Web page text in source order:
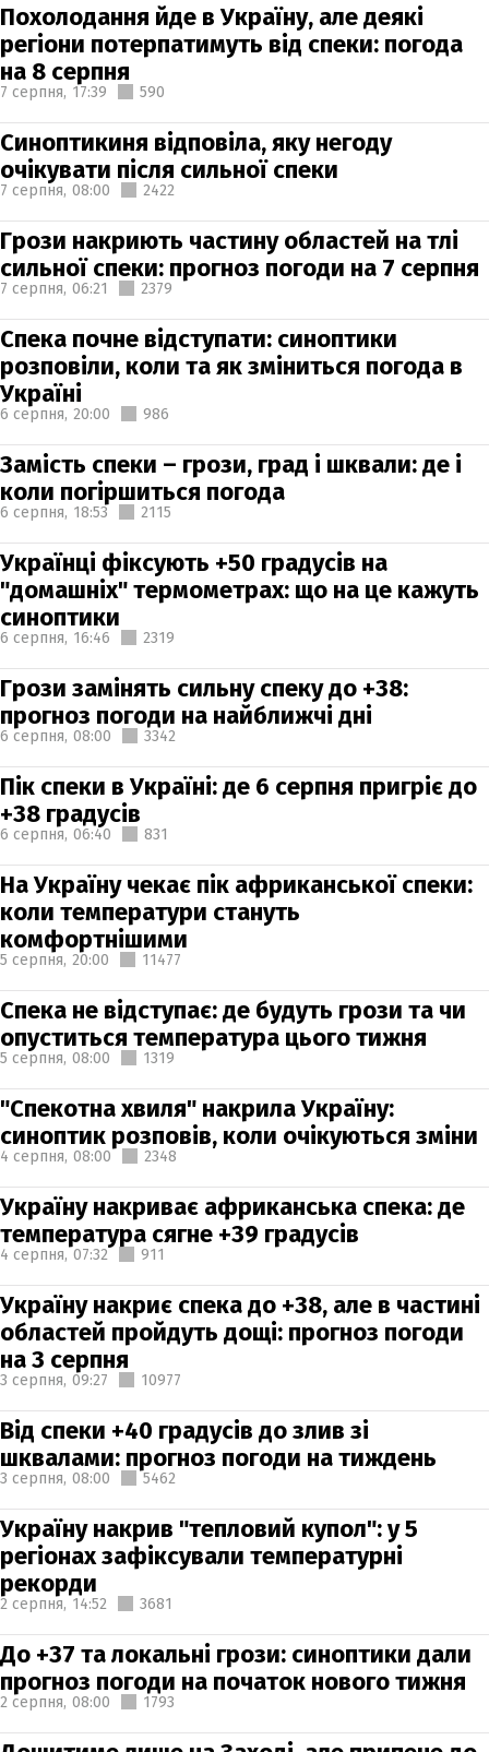
Похолодання йде в Україну, але деякі
регіони потерпатимуть від спеки: погода
на 8 серпня
7 серпня, 17:39 590
Синоптикиня відповіла, яку негоду
очікувати після сильної спеки
7 серпня, 08:00 2422
Грози накриють частину областей на тлі
сильної спеки: прогноз погоди на 7 серпня
7 серпня, 06:21 2379
Спека почне відступати: синоптики
розповіли, коли та як зміниться погода в
Україні
6 серпня, 20:00 986
Замість спеки – грози, град і шквали: де і
коли погіршиться погода
6 серпня, 18:53 2115
Українці фіксують +50 градусів на
"домашніх" термометрах: що на це кажуть
синоптики
6 серпня, 16:46 2319
Грози замінять сильну спеку до +38:
прогноз погоди на найближчі дні
6 серпня, 08:00 3342
Пік спеки в Україні: де 6 серпня пригріє до
+38 градусів
6 серпня, 06:40 831
На Україну чекає пік африканської спеки:
коли температури стануть
комфортнішими
5 серпня, 20:00 11477
Спека не відступає: де будуть грози та чи
опуститься температура цього тижня
5 серпня, 08:00 1319
"Спекотна хвиля" накрила Україну:
синоптик розповів, коли очікуються зміни
4 серпня, 08:00 2348
Україну накриває африканська спека: де
температура сягне +39 градусів
4 серпня, 07:32 911
Україну накриє спека до +38, але в частині
областей пройдуть дощі: прогноз погоди
на 3 серпня
3 серпня, 09:27 10977
Від спеки +40 градусів до злив зі
шквалами: прогноз погоди на тиждень
3 серпня, 08:00 5462
Україну накрив "тепловий купол": у 5
регіонах зафіксували температурні
рекорди
2 серпня, 14:52 3681
До +37 та локальні грози: синоптики дали
прогноз погоди на початок нового тижня
2 серпня, 08:00 1793